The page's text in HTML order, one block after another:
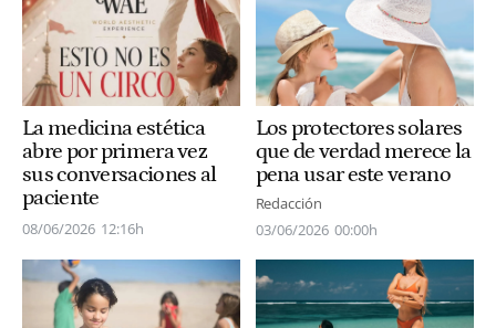
La medicina estética
abre por primera vez
sus conversaciones al
paciente
08/06/2026 12:16h
Los protectores solares
que de verdad merece la
pena usar este verano
Redacción
03/06/2026 00:00h